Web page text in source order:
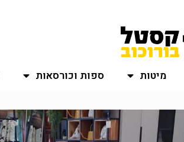
מיטות ספות וכורסאות